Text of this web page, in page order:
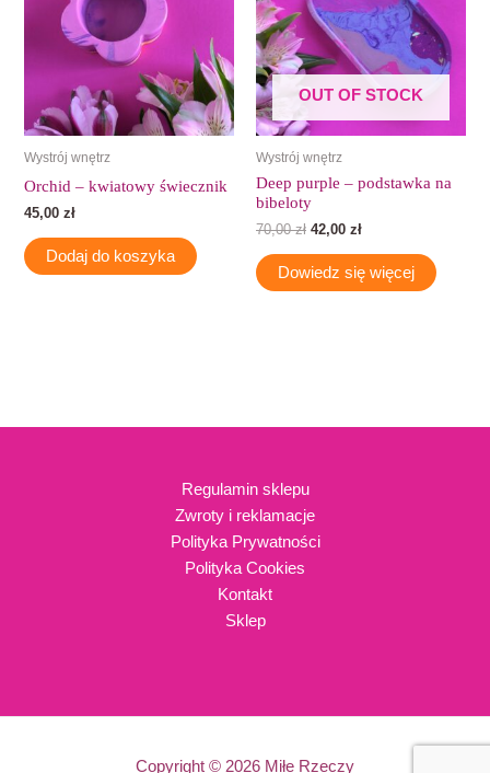
Wystrój wnętrz
Orchid – kwiatowy świecznik
45,00zł
Dodaj do koszyka
OUT OF STOCK
Wystrój wnętrz
Deep purple – podstawka na
bibeloty
70,00zł 42,00 zł
Dowiedz się więcej
Regulamin sklepu
Zwroty i reklamacje
Polityka Prywatności
Polityka Cookies
Kontakt
Sklep
Copyright © 2026 Miłe Rzeczy